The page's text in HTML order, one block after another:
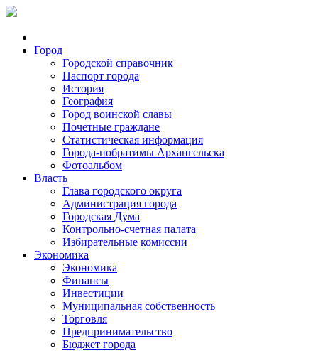
Город
Городской справочник
Паспорт города
История
География
Город воинской славы
Почетные граждане
Статистическая информация
Города-побратимы Архангельска
Фотоальбом
Власть
Глава городского округа
Администрация города
Городская Дума
Контрольно-счетная палата
Избирательные комиссии
Экономика
Экономика
Финансы
Инвестиции
Муниципальная собственность
Торговля
Предпринимательство
Бюджет города